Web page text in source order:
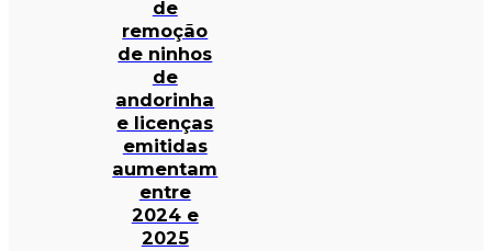
de
remoção
de ninhos
de
andorinha
e licenças
emitidas
aumentam
entre
2024 e
2025